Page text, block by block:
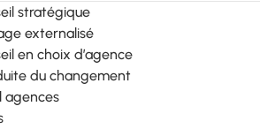
stratégique
externalisé
en choix d’agence
du changement
agences